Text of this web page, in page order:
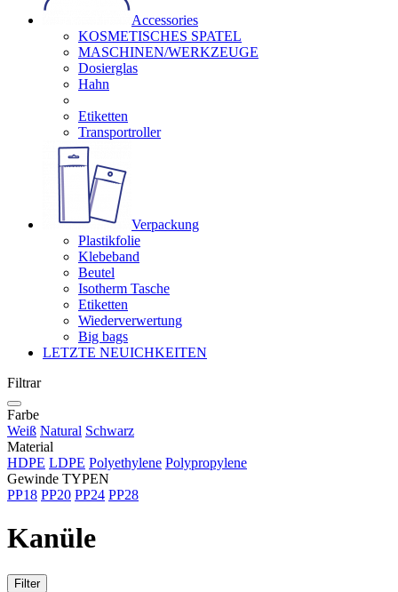
Accessories
KOSMETISCHES SPATEL
MASCHINEN/WERKZEUGE
Dosierglas
Hahn
Etiketten
Transportroller
Verpackung
Plastikfolie
Klebeband
Beutel
Isotherm Tasche
Etiketten
Wiederverwertung
Big bags
LETZTE NEUICHKEITEN
Filtrar
Farbe
Weiß Natural Schwarz
Material
HDPE LDPE Polyethylene Polypropylene
Gewinde TYPEN
PP18 PP20 PP24 PP28
Kanüle
Filter